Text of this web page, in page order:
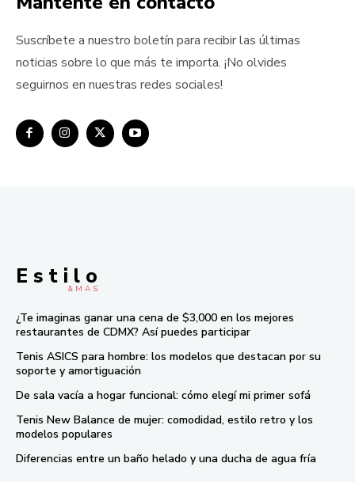
Suscríbete a nuestro boletín para recibir las últimas
noticias sobre lo que más te importa. ¡No olvides
seguirnos en nuestras redes sociales!
E s t i l o
& M À S
¿Te imaginas ganar una cena de $3,000 en los mejores
restaurantes de CDMX? Así puedes participar
Tenis ASICS para hombre: los modelos que destacan por su
soporte y amortiguación
De sala vacía a hogar funcional: cómo elegí mi primer sofá
Tenis New Balance de mujer: comodidad, estilo retro y los
modelos populares
Diferencias entre un baño helado y una ducha de agua fría